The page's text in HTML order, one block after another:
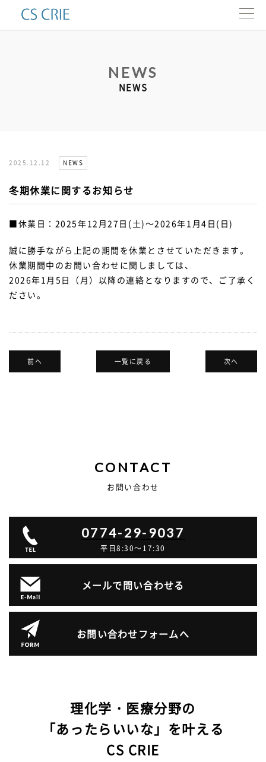
NEWS
NEWS
2025.12.12 NEWS
冬期休業に関するお知らせ
■休業日：2025年12月27日(土)～2026年1月4日(日)
誠に勝手ながら上記の期間を休業とさせていただきます。
休業期間中のお問い合わせに関しましては、
2026年1月5日（月）以降の連絡となりますので、ご了承く
ださい。
一覧に戻る
前へ 次へ
CONTACT
お問い合わせ
0774-29-9037
平日8:30～17:30
メールで問い合わせる
お問い合わせフォームへ
理化学・医療分野の
「あったらいいな」を叶える
CS CRIE